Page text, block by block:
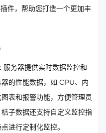
件，帮助您打造一个更加丰
务器提供实时数据监控和
的性能数据，如 CPU、内
表和报警功能，方便管理员
子数据还支持自定义监控指
进行定制化监控。